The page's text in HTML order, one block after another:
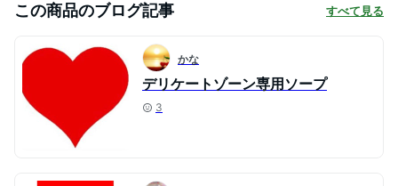
この商品のブログ記事 すべて見る
かな
デリケートゾーン専用ソープ
3